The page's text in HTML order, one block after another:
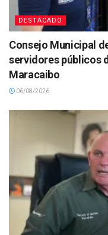
DESTACADO
Consejo Municipal
servidores públicos
Maracaibo
06/08/2026